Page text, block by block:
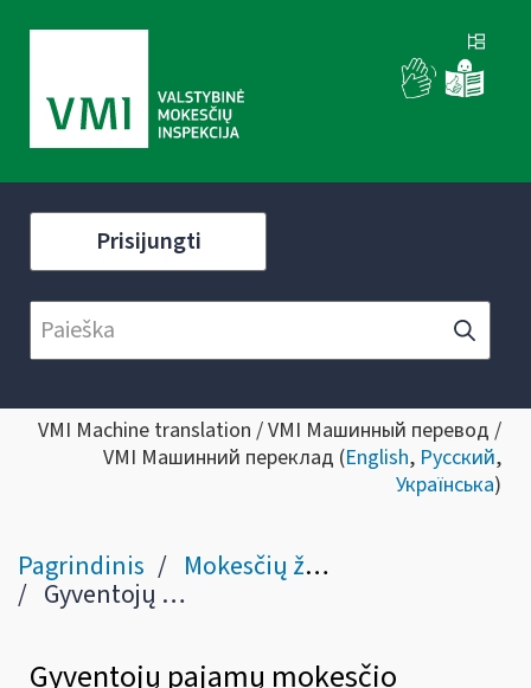
Prisijungti
VMI Machine translation / VMI Машинный перевод /
VMI Машинний переклад (English, Русский,
Українська)
Pagrindinis Mokesčių žinynas
Gyventojų pajamų mokestis
Gyventojų pajamų mokesčio